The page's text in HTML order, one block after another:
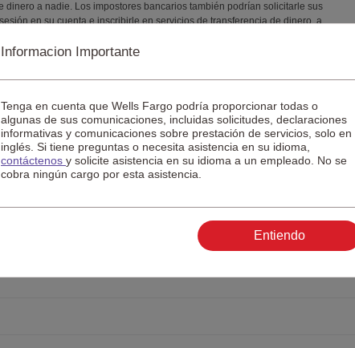
Informacion Importante
Tenga en cuenta que Wells Fargo podría proporcionar todas o
algunas de sus comunicaciones, incluidas solicitudes, declaraciones
informativas y comunicaciones sobre prestación de servicios, solo en
inglés. Si tiene preguntas o necesita asistencia en su idioma,
contáctenos y solicite asistencia en su idioma a un empleado. No se
cobra ningún cargo por esta asistencia.
Entiendo
dinero a nadie. Los impostores bancarios también podrían solicitarle sus
en su cuenta e inscribirle en servicios de transferencia de dinero, a
dinero de su cuenta. NUNCA comparta su código de acceso para verificar
ningún otro motivo. Obtenga más información sobre las
el
Nota al pie 2
empleados, contratistas y otros, que vayan directamente a sus